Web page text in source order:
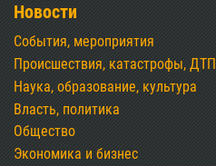
Новости
События, мероприятия
Происшествия, катастрофы, ДТП
Наука, образование, культура
Власть, политика
Общество
Экономика и бизнес